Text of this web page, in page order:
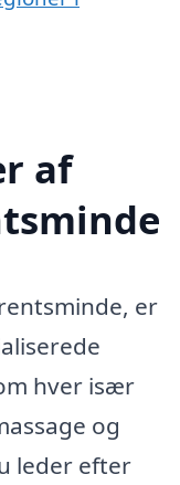
af
er
hver især
og
leder efter